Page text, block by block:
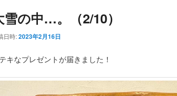
コ
ン雪の中…。（2/10）
日時:2023年2月16日
キなプレゼントが届きました！